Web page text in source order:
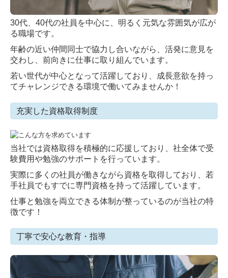
30代、40代の社員を中心に、明るく元気な雰囲気が広が
る職場です。
年齢の近い仲間同士で協力し合いながら、活発に意見を
交わし、前向きに仕事に取り組んでいます。
若い世代が中心となって活躍しており、成長意欲を持っ
てチャレンジできる環境で働いてみませんか！
充実した資格取得制度
当社では資格取得を積極的に応援しており、社全体で受
験費用や勉強のサポートを行っています。
実際に多くの社員が働きながら資格を取得しており、若
手社員でもすでに専門資格を持って活躍しています。
仕事と勉強を両立できる体制が整っているのが当社の特
徴です！
丁寧で安心な教育・指導